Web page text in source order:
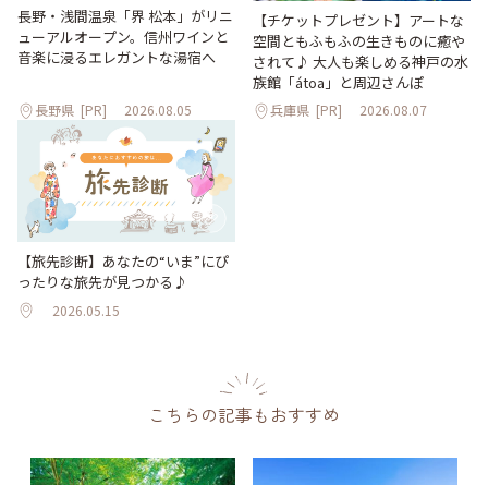
長野・浅間温泉「界 松本」がリニ
ューアルオープン。信州ワインと
音楽に浸るエレガントな湯宿へ
長野県 [PR] 2026.08.05
【チケットプレゼント】アートな
空間ともふもふの生きものに癒や
されて♪ 大人も楽しめる神戸の水
族館「átoa」と周辺さんぽ
兵庫県 [PR] 2026.08.07
【旅先診断】あなたの“いま”にぴ
ったりな旅先が見つかる♪
2026.05.15
こちらの記事もおすすめ